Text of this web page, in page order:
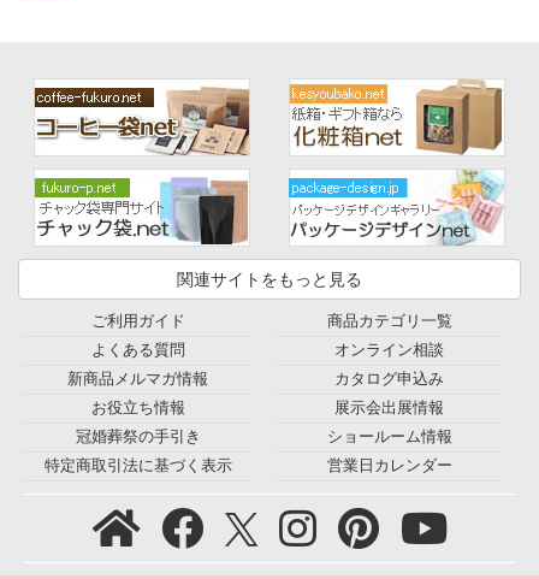
関連サイトをもっと見る
ご利用ガイド
よくある質問
新商品メルマガ情報
お役立ち情報
冠婚葬祭の手引き
特定商取引法に基づく表示
商品カテゴリ一覧
オンライン相談
カタログ申込み
展示会出展情報
ショールーム情報
営業日カレンダー